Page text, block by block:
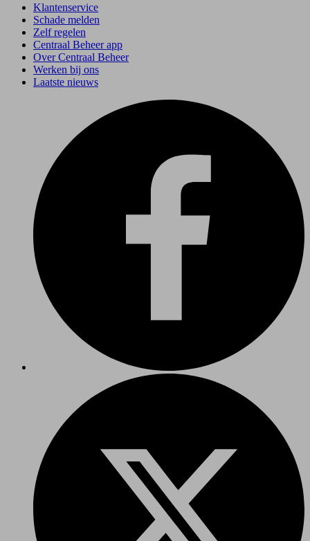
Klantenservice
Schade melden
Zelf regelen
Centraal Beheer app
Over Centraal Beheer
Werken bij ons
Laatste nieuws